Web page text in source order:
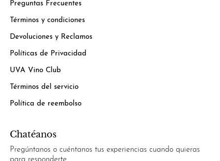
Preguntas Frecuentes
Términos y condiciones
Devoluciones y Reclamos
Políticas de Privacidad
UVA Vino Club
Términos del servicio
Política de reembolso
Chatéanos
Pregúntanos o cuéntanos tus experiencias cuando quieras